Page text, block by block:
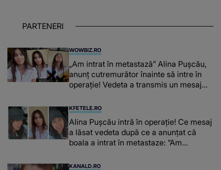
PARTENERI
WOWBIZ.RO
„Am intrat în metastază” Alina Pușcău,
anunț cutremurător înainte să intre în
operație! Vedeta a transmis un mesaj
KFETELE.RO
Alina Pușcău intră în operație! Ce mesaj
a lăsat vedeta după ce a anunțat că
boala a intrat în metastaze: “Am
KANALD.RO